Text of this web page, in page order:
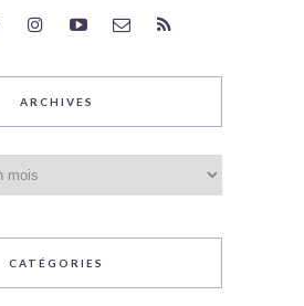
ARCHIVES
CATÉGORIES